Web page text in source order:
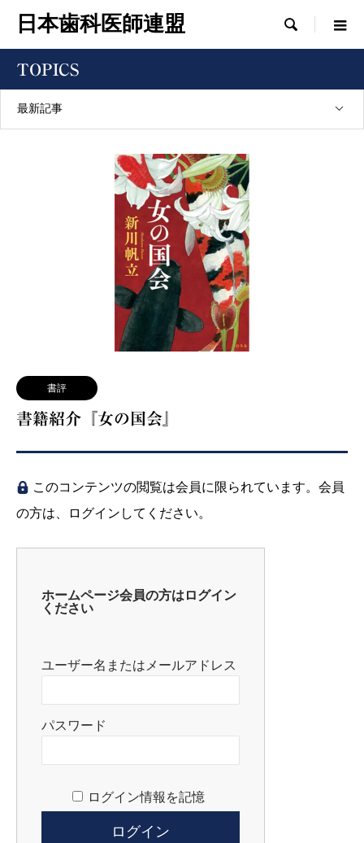
日本歯科医師連盟 
TOPICS
最新記事
書評
書籍紹介『女の国会』
このコンテンツの閲覧は会員に限られています。会員
の方は、ログインしてください。
ホームページ会員の方はログイン
ください
ユーザー名またはメールアドレス
パスワード
ログイン情報を記憶